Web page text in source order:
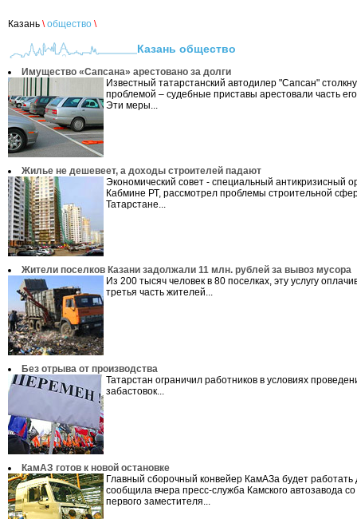
Казань \ общество \
Казань общество
Имущество «Сапсана» арестовано за долги
Известный татарстанский автодилер "Сапсан"
проблемой – судебные приставы арестовали часть
Эти меры...
Жилье не дешевеет, а доходы строителей падают
Экономический совет - специальный антикризисный
Кабмине РТ, рассмотрел проблемы строительной
Татарстане...
Жители поселков Казани задолжали 11 млн. рублей за вывоз мусора
Из 200 тысяч человек в 80 поселках, эту услугу
третья часть жителей...
Без отрыва от производства
Татарстан ограничил работников в условиях
забастовок...
КамАЗ готов к новой остановке
Главный сборочный конвейер КамАЗа будет работать
сообщила вчера пресс-служба Камского автозавода
первого заместителя...